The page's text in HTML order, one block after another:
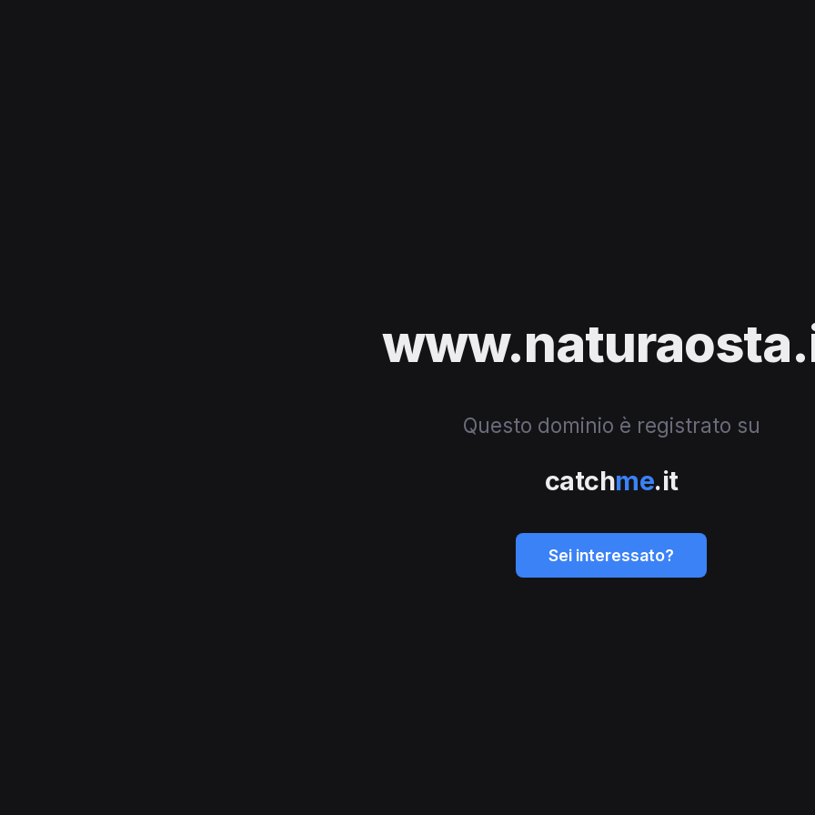
Questo dominio è registrato su
catchme.it
Sei interessato?